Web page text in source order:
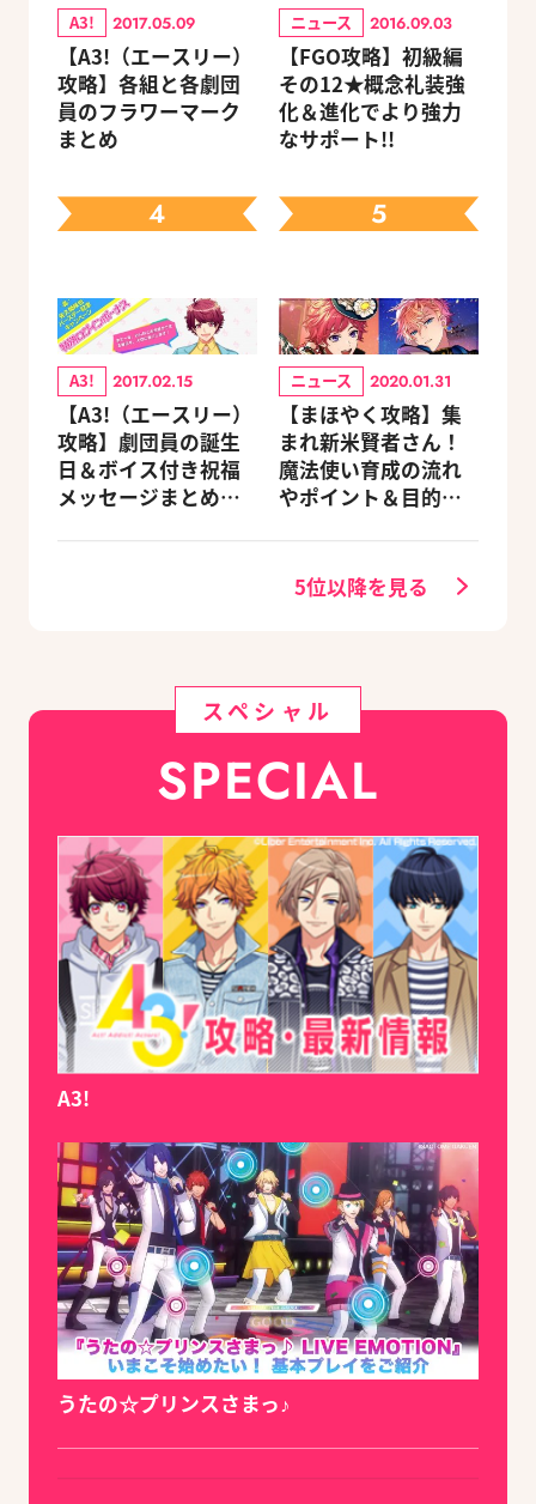
A3! 2017.05.09
【A3!（エースリー）
攻略】各組と各劇団
員のフラワーマーク
まとめ
ニュース 2016.09.03
【FGO攻略】初級編
その12★概念礼装強
化＆進化でより強力
なサポート!!
4
A3! 2017.02.15
【A3!（エースリー）
攻略】劇団員の誕生
日＆ボイス付き祝福
メッセージまとめ
5
ニュース 2020.01.31
【まほやく攻略】集
まれ新米賢者さん！
魔法使い育成の流れ
やポイント＆目的別
新》
5位以降を見る
スペシャル
SPECIAL
A3!
うたの☆プリンスさまっ♪